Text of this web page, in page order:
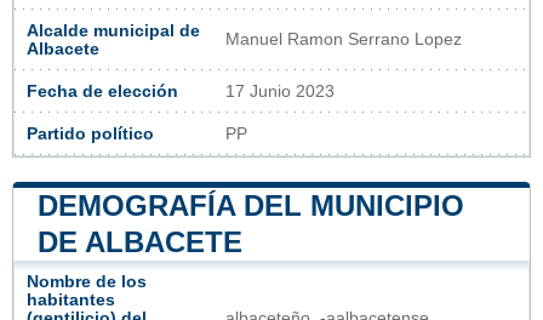
Alcalde municipal de
Albacete
Manuel Ramon Serrano Lopez
Fecha de elección 17 Junio 2023
Partido político PP
DEMOGRAFÍA DEL MUNICIPIO
DE ALBACETE
Nombre de los
habitantes